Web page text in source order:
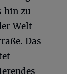
hin zu
Welt –
Das